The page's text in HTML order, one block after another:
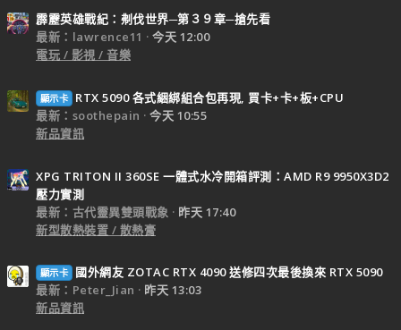
霹靂英雄戰紀：刜伐世界─第３９章─搶先看
最新：lawrence11
今天 12:00
電玩 / 影視 / 音樂
顯示卡
RTX 5090 各式綑綁組合包再現, 買卡+卡+板+CPU
最新：soothepain
今天 10:55
新品資訊
XPG TRITON II 360SE 一體式水冷開箱評測：AMD R9 9950X3D2
壓力實測
最新：古代靈異雙頭戰象
昨天 17:40
新型散熱裝置 / 散熱膏
顯示卡
國外網友 ZOTAC RTX 4090 送修四次最後換來 RTX 5090
最新：Peter_Jian
昨天 13:03
新品資訊